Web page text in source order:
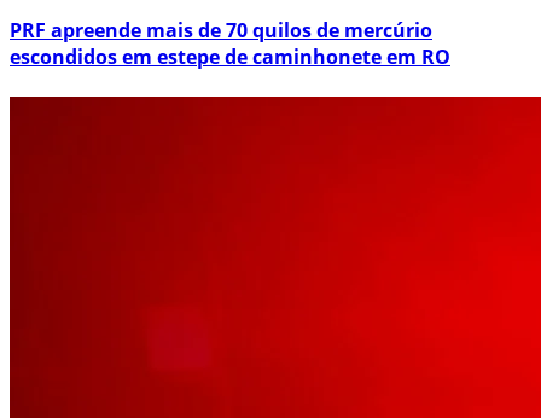
PRF apreende mais de 70 quilos de mercúrio
escondidos em estepe de caminhonete em RO